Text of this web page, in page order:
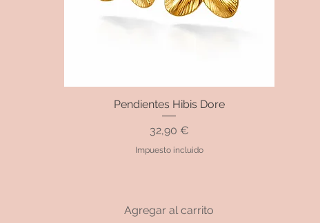
Vista rápida
Pendientes Hibis Dore
Precio
32,90 €
Impuesto incluido
Agregar al carrito